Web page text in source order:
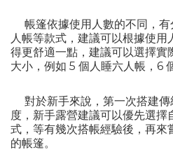
帳篷依據使用人數的不同，有
人帳等款式，建議可以根據使
得更舒適一點，建議可以選擇實
大小，例如 5 個人睡六人帳，6
對於新手來說，第一次搭建傳
度，新手露營建議可以優先選擇
式，等有幾次搭帳經驗後，再來
的帳篷。